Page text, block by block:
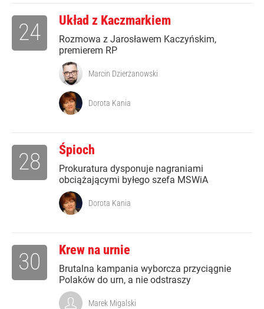
Układ z Kaczmarkiem
Rozmowa z Jarosławem Kaczyńskim,
premierem RP
24
Marcin Dzierżanowski
Dorota Kania
Śpioch
Prokuratura dysponuje nagraniami
obciążającymi byłego szefa MSWiA
28
Dorota Kania
Krew na urnie
Brutalna kampania wyborcza przyciągnie
Polaków do urn, a nie odstraszy
30
Marek Migalski